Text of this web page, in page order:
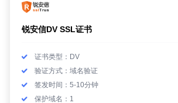
锐安信DV SSL证书
证书类型：DV
验证方式：域名验证
签发时间：5-10分钟
保护域名：1